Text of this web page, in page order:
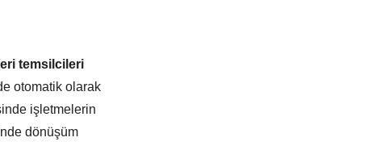
temsilcileri
otomatik olarak
işletmelerin
dönüşüm